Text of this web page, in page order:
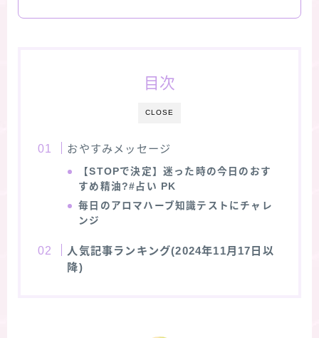
CLOSE
目次
おやすみメッセージ
【STOPで決定】迷った時の今日のおす
すめ精油?#占い PK
毎日のアロマハーブ知識テストにチャレ
ンジ
人気記事ランキング(2024年11月17日以
降)